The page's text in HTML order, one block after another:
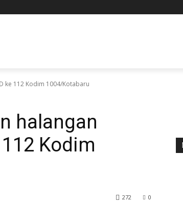
ke 112 Kodim 1004/Kotabaru
halangan
Kodim
0
272